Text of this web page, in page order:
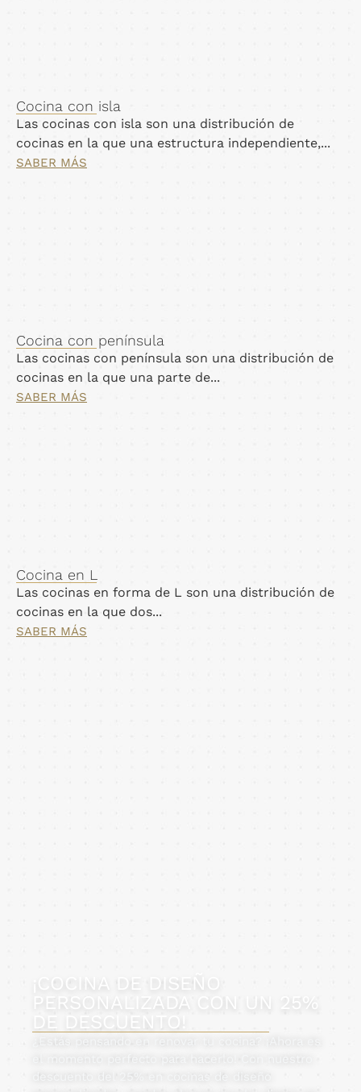
Cocina con isla
Las cocinas con isla son una distribución de
cocinas en la que una estructura independiente,...
SABER MÁS
Cocina con península
Las cocinas con península son una distribución de
cocinas en la que una parte de...
SABER MÁS
Cocina en L
Las cocinas en forma de L son una distribución de
cocinas en la que dos...
SABER MÁS
¡COCINA DE DISEÑO
PERSONALIZADA CON UN 25%
DE DESCUENTO!
¿Estás pensando en renovar tu cocina? ¡Ahora es
el momento perfecto para hacerlo! Con nuestro
descuento del 25% en cocinas de diseño